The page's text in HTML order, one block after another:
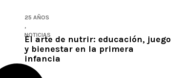
25 AÑOS
,
NOTICIAS
El arte de nutrir: educación, juego
y bienestar en la primera
infancia